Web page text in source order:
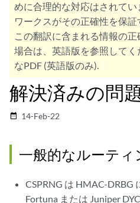
めに合理的な対応はされて
ワークスがその正確性を保証
この翻訳に含まれる情報の
場合は、英語版を参照して
なPDF (英語版のみ).
解決済みの問
date_range 14-Feb-22
一般的なルーティ
CSPRNG は HMAC-DRBG
Fortuna または Juniper